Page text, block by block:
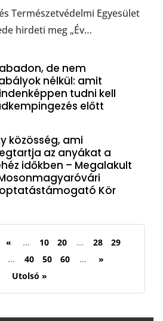
Természetvédelmi Egyesület
hirdeti meg „Év…
de nem
nélkül: amit
tudni kell
előtt
közösség, ami
az anyákat a
időkben – Megalakult
Kör
« ... 10 20 ... 28
29
... 40 50 60 ...
»
Utolsó »